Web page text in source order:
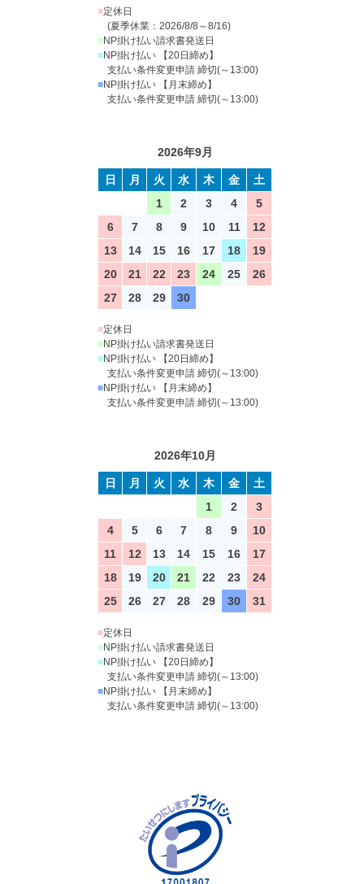
■定休日
(夏季休業：2026/8/8～8/16)
■NP掛け払い請求書発送日
■NP掛け払い 【20日締め】
支払い条件変更申請 締切(～13:00)
■NP掛け払い 【月末締め】
支払い条件変更申請 締切(～13:00)
2026年9月
日 月 火 水 木 金
土
1
2 3 4
5
6
7 8 9 10 11
12
13
14 15 16 17 18
19
20
21 22 23 24 25
26
27
28 29 30
■定休日
■NP掛け払い請求書発送日
■NP掛け払い 【20日締め】
支払い条件変更申請 締切(～13:00)
■NP掛け払い 【月末締め】
支払い条件変更申請 締切(～13:00)
2026年10月
日 月 火 水 木 金
土
1
2
3
4
5 6 7 8 9
10
11
12 13 14 15 16
17
18
19 20 21 22 23
24
25
26 27 28 29 30 31
■定休日
■NP掛け払い請求書発送日
■NP掛け払い 【20日締め】
支払い条件変更申請 締切(～13:00)
■NP掛け払い 【月末締め】
支払い条件変更申請 締切(～13:00)